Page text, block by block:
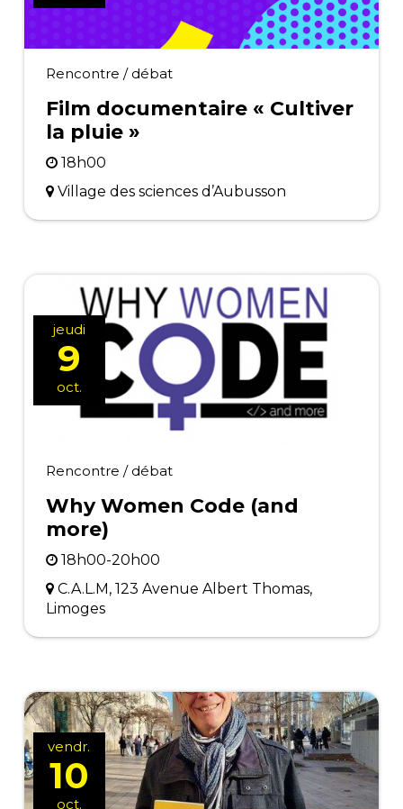
Rencontre / débat
Film documentaire « Cultiver
la pluie »
18h00
Village des sciences d’Aubusson
Rencontre / débat
Why Women Code (and
more)
18h00-20h00
C.A.L.M, 123 Avenue Albert Thomas,
Limoges
jeudi
9
oct.
vendr.
10
oct.